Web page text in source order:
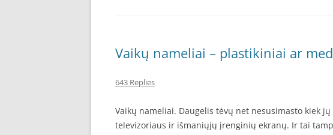
SEO STRAIPSNIU TALPINIMAS
Vaikų nameliai – plastikiniai ar
643 Replies
Vaikų nameliai. Daugelis tėvų net nesusimasto kiek
televizoriaus ir išmaniųjų įrenginių ekranų. Ir tai